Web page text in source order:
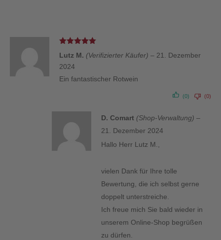
mit5 von 5
Lutz M. (Verifizierter Käufer) – 21. Dezember
2024
Ein fantastischer Rotwein
(0) (0)
D. Comart (Shop-Verwaltung) –
21. Dezember 2024
Hallo Herr Lutz M.,
vielen Dank für Ihre tolle
Bewertung, die ich selbst gerne
doppelt unterstreiche.
Ich freue mich Sie bald wieder in
unserem Online-Shop begrüßen
zu dürfen.